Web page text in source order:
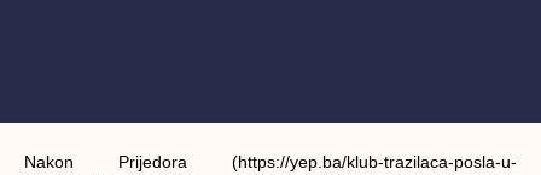
Nakon Prijedora (https://yep.ba/klub-trazilaca-posla-u-